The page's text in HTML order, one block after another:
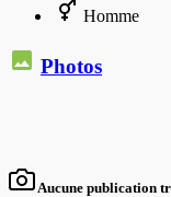
Homme
Photos
Aucune publication